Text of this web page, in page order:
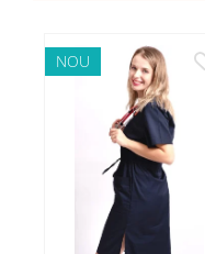
NOU